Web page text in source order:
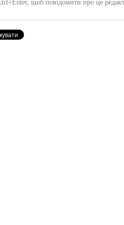
щоб повідомити про це